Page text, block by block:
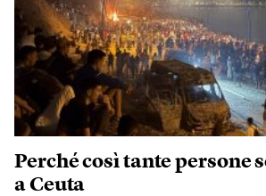
Perché così tante persone
a Ceuta